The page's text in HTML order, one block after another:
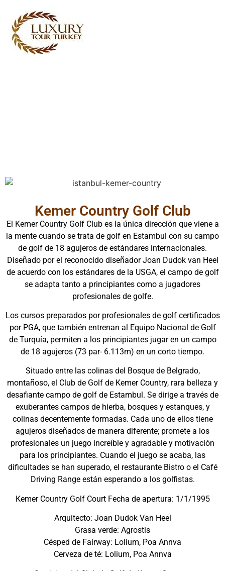
Kemer Country Golf Club
El Kemer Country Golf Club es la única dirección que viene a
la mente cuando se trata de golf en Estambul con su campo
de golf de 18 agujeros de estándares internacionales.
Diseñado por el reconocido diseñador Joan Dudok van Heel
de acuerdo con los estándares de la USGA, el campo de golf
se adapta tanto a principiantes como a jugadores
profesionales de golfe.
Los cursos preparados por profesionales de golf certificados
por PGA, que también entrenan al Equipo Nacional de Golf
de Turquía, permiten a los principiantes jugar en un campo
de 18 agujeros (73 par- 6.113m) en un corto tiempo.
Situado entre las colinas del Bosque de Belgrado,
montañoso, el Club de Golf de Kemer Country, rara belleza y
desafiante campo de golf de Estambul. Se dirige a través de
exuberantes campos de hierba, bosques y estanques, y
colinas decentemente formadas. Cada uno de ellos tiene
agujeros diseñados de manera diferente; promete a los
profesionales un juego increíble y agradable y motivación
para los principiantes. Cuando el juego se acaba, las
dificultades se han superado, el restaurante Bistro o el Café
Driving Range están esperando a los golfistas.
Kemer Country Golf Court Fecha de apertura: 1/1/1995
Arquitecto: Joan Dudok Van Heel
Grasa verde: Agrostis
Césped de Fairway: Lolium, Poa Annva
Cerveza de té: Lolium, Poa Annva